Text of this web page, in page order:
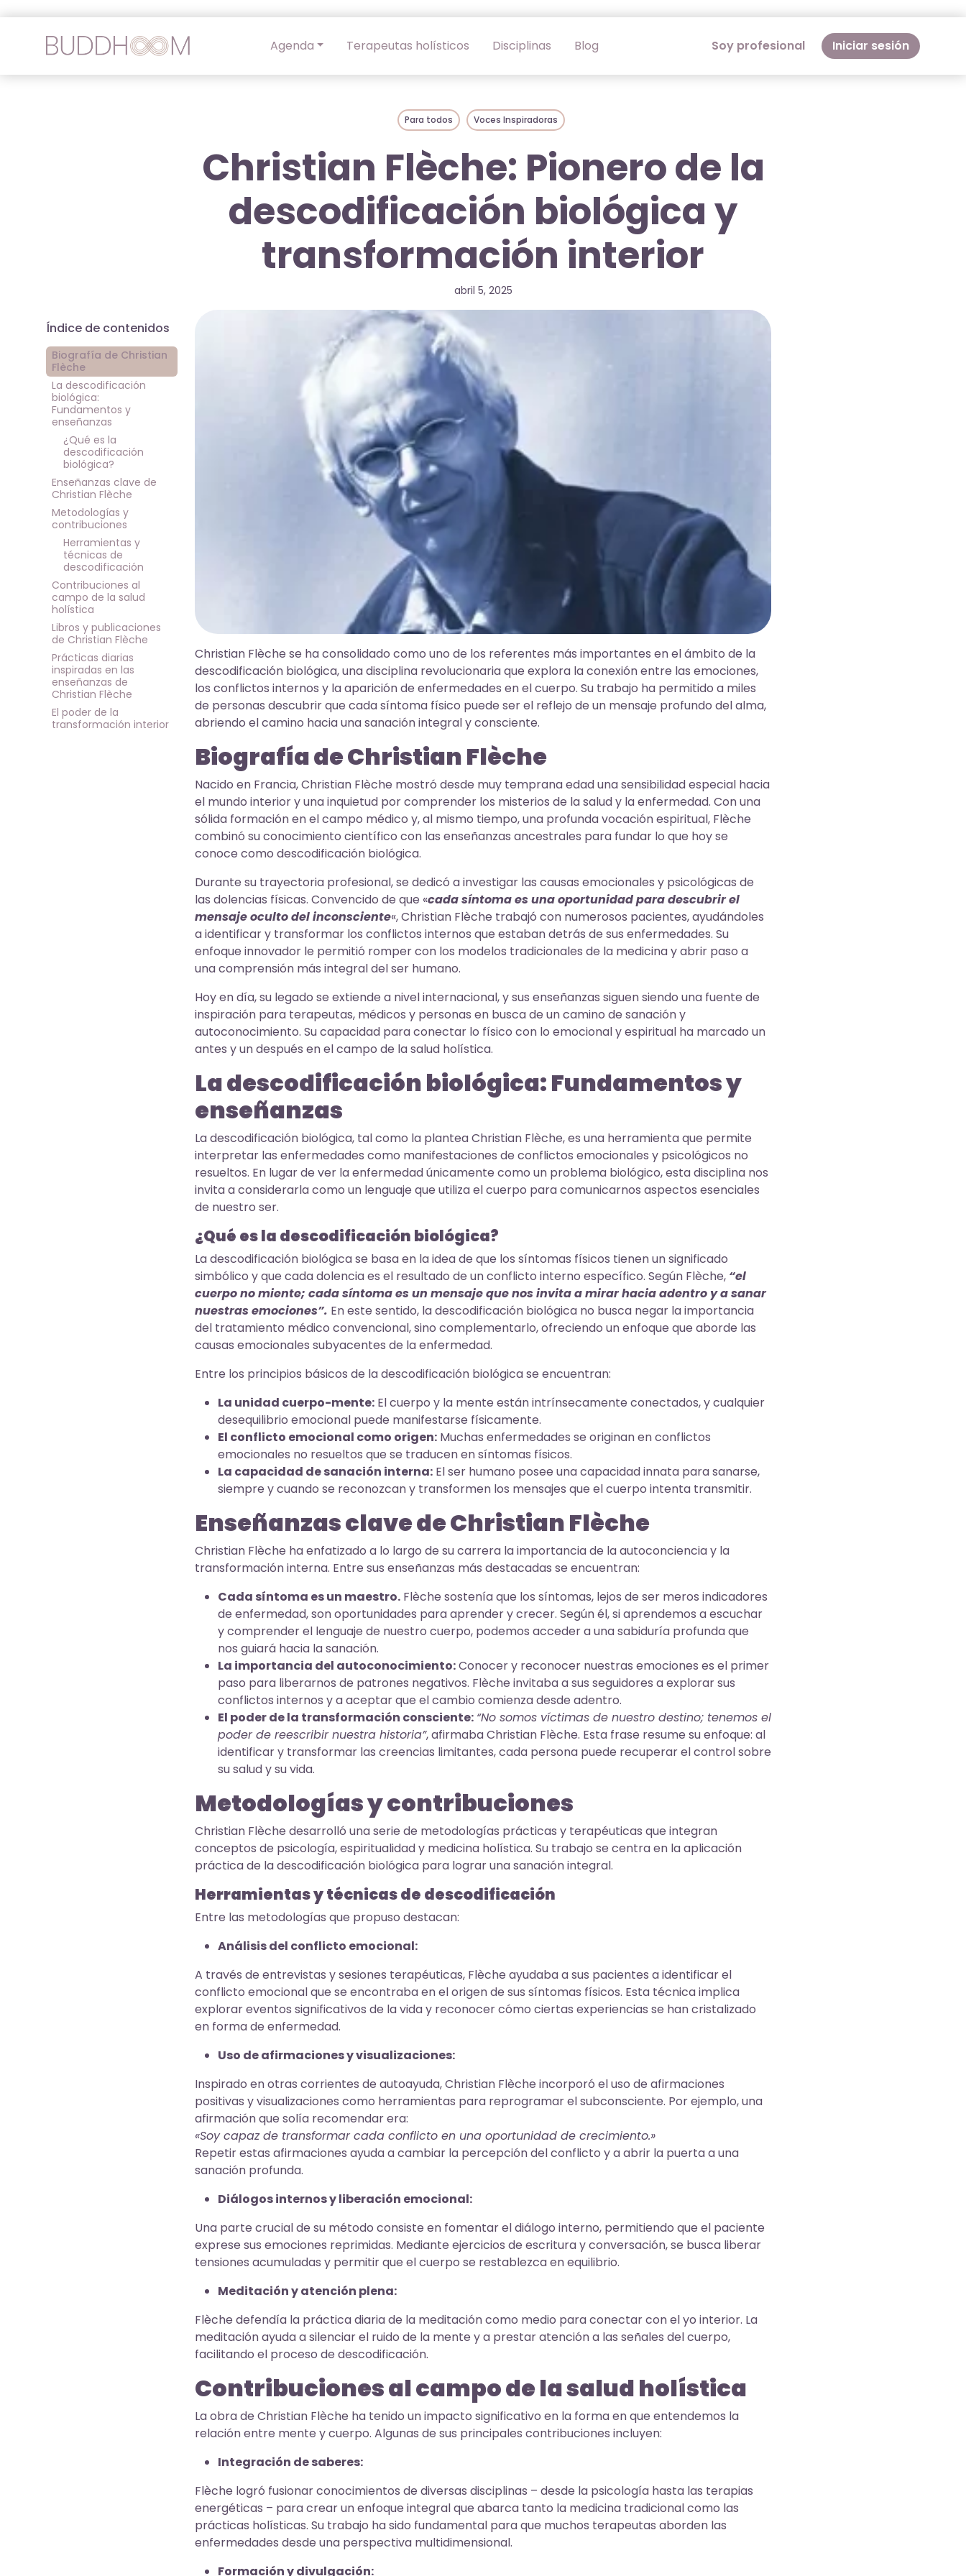
Agenda Terapeutas holísticos Disciplinas Blog Soy profesional Iniciar sesión
Para todos Voces Inspiradoras
Christian Flèche: Pionero de la
descodificación biológica y
transformación interior
abril 5, 2025
Índice de contenidos
Biografía de Christian
Flèche
La descodificación
biológica:
Fundamentos y
enseñanzas
¿Qué es la
descodificación
biológica?
Enseñanzas clave de
Christian Flèche
Metodologías y
contribuciones
Herramientas y
técnicas de
descodificación
Contribuciones al
campo de la salud
holística
Libros y publicaciones
de Christian Flèche
Prácticas diarias
inspiradas en las
enseñanzas de
Christian Flèche
El poder de la
transformación interior
Christian Flèche se ha consolidado como uno de los referentes más importantes en el ámbito de la
descodificación biológica, una disciplina revolucionaria que explora la conexión entre las emociones,
los conflictos internos y la aparición de enfermedades en el cuerpo. Su trabajo ha permitido a miles
de personas descubrir que cada síntoma físico puede ser el reflejo de un mensaje profundo del alma,
abriendo el camino hacia una sanación integral y consciente.
Biografía de Christian Flèche
Nacido en Francia, Christian Flèche mostró desde muy temprana edad una sensibilidad especial hacia
el mundo interior y una inquietud por comprender los misterios de la salud y la enfermedad. Con una
sólida formación en el campo médico y, al mismo tiempo, una profunda vocación espiritual, Flèche
combinó su conocimiento científico con las enseñanzas ancestrales para fundar lo que hoy se
conoce como descodificación biológica.
Durante su trayectoria profesional, se dedicó a investigar las causas emocionales y psicológicas de
las dolencias físicas. Convencido de que «cada síntoma es una oportunidad para descubrir el
mensaje oculto del inconsciente«, Christian Flèche trabajó con numerosos pacientes, ayudándoles
a identificar y transformar los conflictos internos que estaban detrás de sus enfermedades. Su
enfoque innovador le permitió romper con los modelos tradicionales de la medicina y abrir paso a
una comprensión más integral del ser humano.
Hoy en día, su legado se extiende a nivel internacional, y sus enseñanzas siguen siendo una fuente de
inspiración para terapeutas, médicos y personas en busca de un camino de sanación y
autoconocimiento. Su capacidad para conectar lo físico con lo emocional y espiritual ha marcado un
antes y un después en el campo de la salud holística.
La descodificación biológica: Fundamentos y
enseñanzas
La descodificación biológica, tal como la plantea Christian Flèche, es una herramienta que permite
interpretar las enfermedades como manifestaciones de conflictos emocionales y psicológicos no
resueltos. En lugar de ver la enfermedad únicamente como un problema biológico, esta disciplina nos
invita a considerarla como un lenguaje que utiliza el cuerpo para comunicarnos aspectos esenciales
de nuestro ser.
¿Qué es la descodificación biológica?
La descodificación biológica se basa en la idea de que los síntomas físicos tienen un significado
simbólico y que cada dolencia es el resultado de un conflicto interno específico. Según Flèche, “el
cuerpo no miente; cada síntoma es un mensaje que nos invita a mirar hacia adentro y a sanar
nuestras emociones”. En este sentido, la descodificación biológica no busca negar la importancia
del tratamiento médico convencional, sino complementarlo, ofreciendo un enfoque que aborde las
causas emocionales subyacentes de la enfermedad.
Entre los principios básicos de la descodificación biológica se encuentran:
La unidad cuerpo-mente:El cuerpo y la mente están intrínsecamente conectados, y cualquier
desequilibrio emocional puede manifestarse físicamente.
El conflicto emocional como origen:Muchas enfermedades se originan en conflictos
emocionales no resueltos que se traducen en síntomas físicos.
La capacidad de sanación interna:El ser humano posee una capacidad innata para sanarse,
siempre y cuando se reconozcan y transformen los mensajes que el cuerpo intenta transmitir.
Enseñanzas clave de Christian Flèche
Christian Flèche ha enfatizado a lo largo de su carrera la importancia de la autoconciencia y la
transformación interna. Entre sus enseñanzas más destacadas se encuentran:
Cada síntoma es un maestro.Flèche sostenía que los síntomas, lejos de ser meros indicadores
de enfermedad, son oportunidades para aprender y crecer. Según él, si aprendemos a escuchar
y comprender el lenguaje de nuestro cuerpo, podemos acceder a una sabiduría profunda que
nos guiará hacia la sanación.
La importancia del autoconocimiento:Conocer y reconocer nuestras emociones es el primer
paso para liberarnos de patrones negativos. Flèche invitaba a sus seguidores a explorar sus
conflictos internos y a aceptar que el cambio comienza desde adentro.
El poder de la transformación consciente: “No somos víctimas de nuestro destino; tenemos el
poder de reescribir nuestra historia”, afirmaba Christian Flèche. Esta frase resume su enfoque: al
identificar y transformar las creencias limitantes, cada persona puede recuperar el control sobre
su salud y su vida.
Metodologías y contribuciones
Christian Flèche desarrolló una serie de metodologías prácticas y terapéuticas que integran
conceptos de psicología, espiritualidad y medicina holística. Su trabajo se centra en la aplicación
práctica de la descodificación biológica para lograr una sanación integral.
Herramientas y técnicas de descodificación
Entre las metodologías que propuso destacan:
Análisis del conflicto emocional:
A través de entrevistas y sesiones terapéuticas, Flèche ayudaba a sus pacientes a identificar el
conflicto emocional que se encontraba en el origen de sus síntomas físicos. Esta técnica implica
explorar eventos significativos de la vida y reconocer cómo ciertas experiencias se han cristalizado
en forma de enfermedad.
Uso de afirmaciones y visualizaciones:
Inspirado en otras corrientes de autoayuda, Christian Flèche incorporó el uso de afirmaciones
positivas y visualizaciones como herramientas para reprogramar el subconsciente. Por ejemplo, una
afirmación que solía recomendar era:
«Soy capaz de transformar cada conflicto en una oportunidad de crecimiento.»
Repetir estas afirmaciones ayuda a cambiar la percepción del conflicto y a abrir la puerta a una
sanación profunda.
Diálogos internos y liberación emocional:
Una parte crucial de su método consiste en fomentar el diálogo interno, permitiendo que el paciente
exprese sus emociones reprimidas. Mediante ejercicios de escritura y conversación, se busca liberar
tensiones acumuladas y permitir que el cuerpo se restablezca en equilibrio.
Meditación y atención plena:
Flèche defendía la práctica diaria de la meditación como medio para conectar con el yo interior. La
meditación ayuda a silenciar el ruido de la mente y a prestar atención a las señales del cuerpo,
facilitando el proceso de descodificación.
Contribuciones al campo de la salud holística
La obra de Christian Flèche ha tenido un impacto significativo en la forma en que entendemos la
relación entre mente y cuerpo. Algunas de sus principales contribuciones incluyen:
Integración de saberes:
Flèche logró fusionar conocimientos de diversas disciplinas – desde la psicología hasta las terapias
energéticas – para crear un enfoque integral que abarca tanto la medicina tradicional como las
prácticas holísticas. Su trabajo ha sido fundamental para que muchos terapeutas aborden las
enfermedades desde una perspectiva multidimensional.
Formación y divulgación: